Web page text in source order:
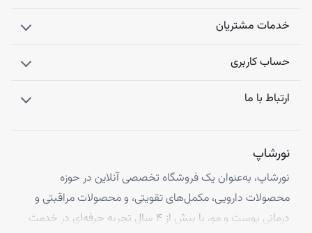
خدمات مشتریان
حساب کاربری
ارتباط با ما
نورشاپ
نورشاپ، به‌عنوان یک فروشگاه تخصصی آنلاین در حوزه
محصولات دارویی، مکمل‌های تقویتی، و محصولات مراقبتی و
درمانی پوست و مو، با بیش از ۴ سال تجربه حرفه‌ای در خدمت